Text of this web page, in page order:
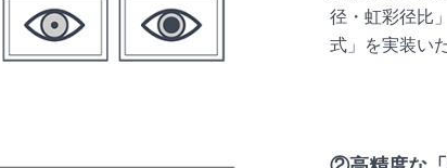
径・虹彩径比
式」を実装い